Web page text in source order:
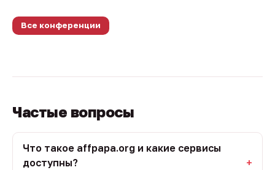
Все конференции
Частые вопросы
Что такое affpapa.org и какие сервисы
доступны?